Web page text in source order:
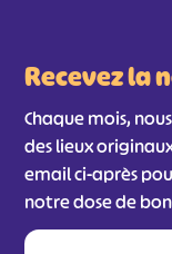
Recevez la
Chaque mois,
des lieux
email ci-après
notre dose de